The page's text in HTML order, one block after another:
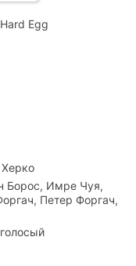
Egg
Борос, Имре Чуя,
Петер Форгач,